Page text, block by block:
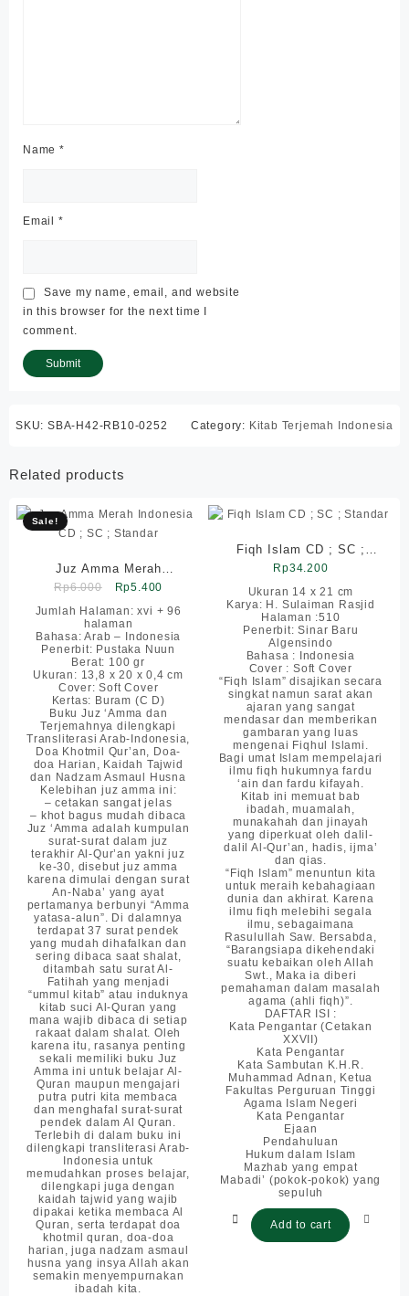
Name *
Email *
Save my name, email, and website
in this browser for the next time I
comment.
SKU: SBA-H42-RB10-0252 Category: Kitab Terjemah Indonesia
Related products
Sale!
Juz Amma Merah
Indonesia CD ; SC ;
Standar
Rp6.000
Original
was:
Rp6.000.
Rp5.400
price
Rp5.400.
Jumlah Halaman: xvi + 96
halaman
Bahasa: Arab – Indonesia
Penerbit: Pustaka Nuun
Berat: 100 gr
Ukuran: 13,8 x 20 x 0,4 cm
Cover: Soft Cover
Kertas: Buram (C D)
Buku Juz ‘Amma dan
Terjemahnya dilengkapi
Transliterasi Arab-Indonesia,
Doa Khotmil Qur’an, Doa-
doa Harian, Kaidah Tajwid
dan Nadzam Asmaul Husna
Kelebihan juz amma ini:
– cetakan sangat jelas
– khot bagus mudah dibaca
Juz ‘Amma adalah kumpulan
surat-surat dalam juz
terakhir Al-Qur’an yakni juz
ke-30, disebut juz amma
karena dimulai dengan surat
An-Naba’ yang ayat
pertamanya berbunyi “Amma
yatasa-alun”. Di dalamnya
terdapat 37 surat pendek
yang mudah dihafalkan dan
sering dibaca saat shalat,
ditambah satu surat Al-
Fatihah yang menjadi
“ummul kitab” atau induknya
kitab suci Al-Quran yang
mana wajib dibaca di setiap
rakaat dalam shalat. Oleh
karena itu, rasanya penting
sekali memiliki buku Juz
Amma ini untuk belajar Al-
Quran maupun mengajari
putra putri kita membaca
dan menghafal surat-surat
pendek dalam Al Quran.
Terlebih di dalam buku ini
dilengkapi transliterasi Arab-
Indonesia untuk
memudahkan proses belajar,
dilengkapi juga dengan
kaidah tajwid yang wajib
dipakai ketika membaca Al
Quran, serta terdapat doa
khotmil quran, doa-doa
harian, juga nadzam asmaul
husna yang insya Allah akan
semakin menyempurnakan
ibadah kita.
Fiqh Islam CD ; SC ;
Standar
Rp34.200
Ukuran 14 x 21 cm
Karya: H. Sulaiman Rasjid
Halaman :510
Penerbit: Sinar Baru
Algensindo
Bahasa : Indonesia
Cover : Soft Cover
“Fiqh Islam” disajikan secara
singkat namun sarat akan
ajaran yang sangat
mendasar dan memberikan
gambaran yang luas
mengenai Fiqhul Islami.
Bagi umat Islam mempelajari
ilmu fiqh hukumnya fardu
‘ain dan fardu kifayah.
Kitab ini memuat bab
ibadah, muamalah,
munakahah dan jinayah
yang diperkuat oleh dalil-
dalil Al-Qur’an, hadis, ijma’
dan qias.
“Fiqh Islam” menuntun kita
untuk meraih kebahagiaan
dunia dan akhirat. Karena
ilmu fiqh melebihi segala
ilmu, sebagaimana
Rasulullah Saw. Bersabda,
“Barangsiapa dikehendaki
suatu kebaikan oleh Allah
Swt., Maka ia diberi
pemahaman dalam masalah
agama (ahli fiqh)”.
DAFTAR ISI :
Kata Pengantar (Cetakan
XXVII)
Kata Pengantar
Kata Sambutan K.H.R.
Muhammad Adnan, Ketua
Fakultas Perguruan Tinggi
Agama Islam Negeri
Kata Pengantar
Ejaan
Pendahuluan
Hukum dalam Islam
Mazhab yang empat
Mabadi’ (pokok-pokok) yang
sepuluh
Add to cart